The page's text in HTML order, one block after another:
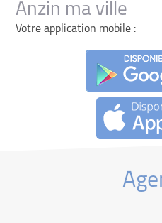
Anzin ma ville
Votre application mobile :